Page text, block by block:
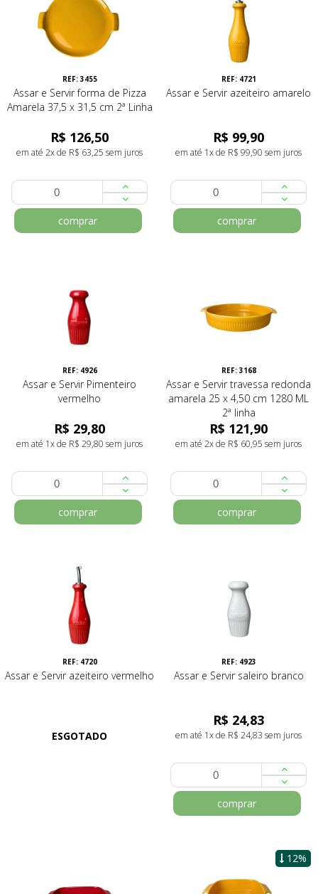
REF: 3455
Assar e Servir forma de Pizza
Amarela 37,5 x 31,5 cm 2ª Linha
R$ 126,50
em até 2x de R$ 63,25 sem juros
comprar
REF: 4721
Assar e Servir azeiteiro amarelo
R$ 99,90
em até 1x de R$ 99,90 sem juros
comprar
REF: 4926
Assar e Servir Pimenteiro
vermelho
R$ 29,80
em até 1x de R$ 29,80 sem juros
comprar
REF: 3168
Assar e Servir travessa redonda
amarela 25 x 4,50 cm 1280 ML
2ª linha
R$ 121,90
em até 2x de R$ 60,95 sem juros
comprar
REF: 4720
Assar e Servir azeiteiro vermelho
ESGOTADO
REF: 4923
Assar e Servir saleiro branco
R$ 24,83
em até 1x de R$ 24,83 sem juros
comprar
12%